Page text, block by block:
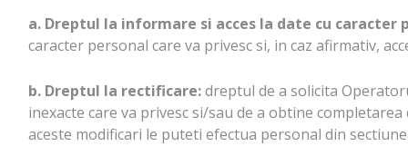
a. Dreptul la informare si acces la date cu caracter
caracter personal care va privesc si, in caz afirmativ,
b. Dreptul la rectificare:dreptul de a solicita
inexacte care va privesc si/sau de a obtine
aceste modificari le puteti efectua personal din